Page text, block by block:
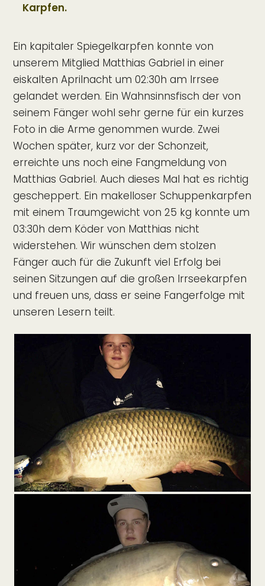
Karpfen.
Ein kapitaler Spiegelkarpfen konnte von
unserem Mitglied Matthias Gabriel in einer
eiskalten Aprilnacht um 02:30h am Irrsee
gelandet werden. Ein Wahnsinnsfisch der von
seinem Fänger wohl sehr gerne für ein kurzes
Foto in die Arme genommen wurde. Zwei
Wochen später, kurz vor der Schonzeit,
erreichte uns noch eine Fangmeldung von
Matthias Gabriel. Auch dieses Mal hat es richtig
gescheppert. Ein makelloser Schuppenkarpfen
mit einem Traumgewicht von 25 kg konnte um
03:30h dem Köder von Matthias nicht
widerstehen. Wir wünschen dem stolzen
Fänger auch für die Zukunft viel Erfolg bei
seinen Sitzungen auf die großen Irrseekarpfen
und freuen uns, dass er seine Fangerfolge mit
unseren Lesern teilt.